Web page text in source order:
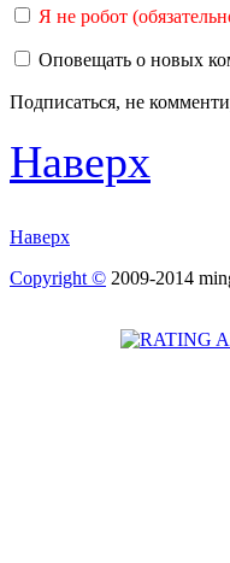
Я не робот
Оповещать о новых
Подписаться, не
Наверх
Наверх
Copyright © 2009-2014